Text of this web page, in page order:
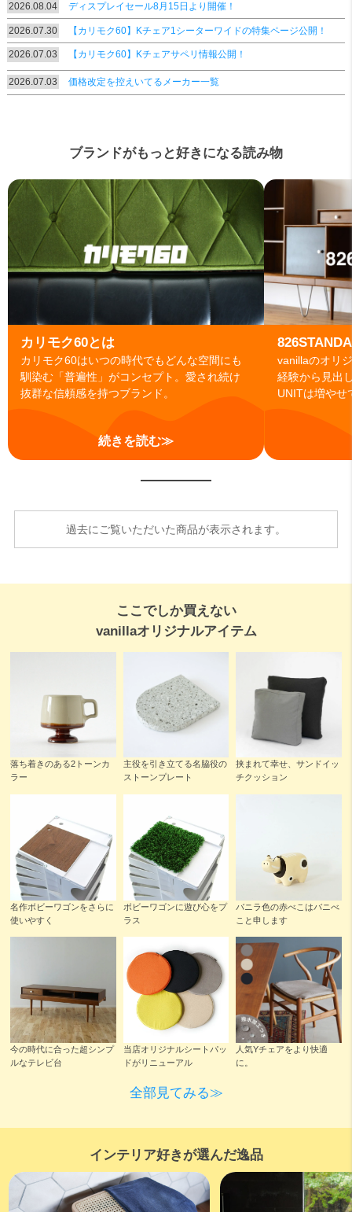
2026.08.04 ディスプレイセール8月15日より開催！
2026.07.30 【カリモク60】Kチェア1シーターワイドの特集ページ公開！
2026.07.03 【カリモク60】Kチェアサペリ情報公開！
2026.07.03 価格改定を控えいてるメーカー一覧
ブランドがもっと好きになる読み物
カリモク60とは
カリモク60はいつの時代でもどんな空間にも
馴染む「普遍性」がコンセプト。愛され続け
抜群な信頼感を持つブランド。
続きを読む≫
vanillaのオリ
経験から見出
UNITは増やせ
過去にご覧いただいた商品が表示されます。
ここでしか買えない
vanillaオリジナルアイテム
落ち着きのある2トーンカ
ラー
主役を引き立てる名脇役の
ストーンプレート
挟まれて幸せ、サンドイッ
チクッション
名作ボビーワゴンをさらに
使いやすく
ボビーワゴンに遊び心をプ
ラス
バニラ色の赤べこはバニべ
こと申します
今の時代に合った超シンプ
ルなテレビ台
当店オリジナルシートパッ
ドがリニューアル
人気Yチェアをより快適
に。
全部見てみる≫
インテリア好きが選んだ逸品